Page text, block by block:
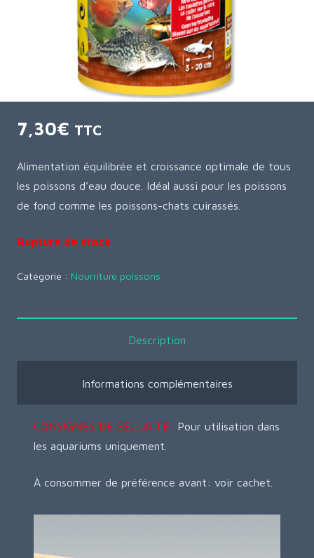
7,30€ TTC
Alimentation équilibrée et croissance optimale de tous
les poissons d’eau douce. Idéal aussi pour les poissons
de fond comme les poissons-chats cuirassés.
Rupture de stock
Catégorie : Nourriture poissons
Description
Informations complémentaires
CONSIGNES DE SÉCURITÉ: Pour utilisation dans
les aquariums uniquement.
À consommer de préférence avant: voir cachet.